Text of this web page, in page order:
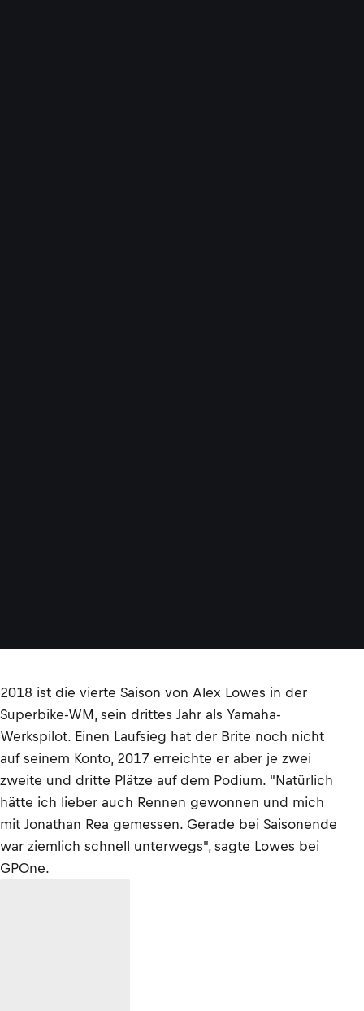
2018 ist die vierte Saison von Alex Lowes in der
Superbike-WM, sein drittes Jahr als Yamaha-
Werkspilot. Einen Laufsieg hat der Brite noch nicht
auf seinem Konto, 2017 erreichte er aber je zwei
zweite und dritte Plätze auf dem Podium. "Natürlich
hätte ich lieber auch Rennen gewonnen und mich
mit Jonathan Rea gemessen. Gerade bei Saisonende
war ziemlich schnell unterwegs", sagte Lowes bei
GPOne.